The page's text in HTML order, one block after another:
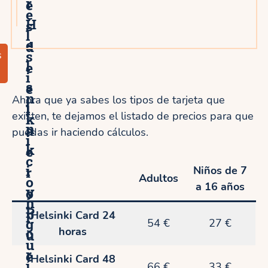
e
s
d
e
e
l
a
e
r
o
p
u
e
e
l
s
i
n
k
i
c
o
n
g
u
H
e
l
s
i
n
k
i
y
P
o
r
Ahora que ya sabes los tipos de tarjeta que
existen, te dejamos el listado de precios para que
puedas ir haciendo cálculos.
Adultos
Niños de 7
a 16 años
Helsinki Card 24
horas
54 € 27 €
Helsinki Card 48